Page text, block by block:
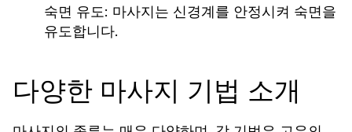
숙면 유도: 마사지는 신경계를 안정시켜 숙면을
유도합니다.
다양한 마사지 기법 소개